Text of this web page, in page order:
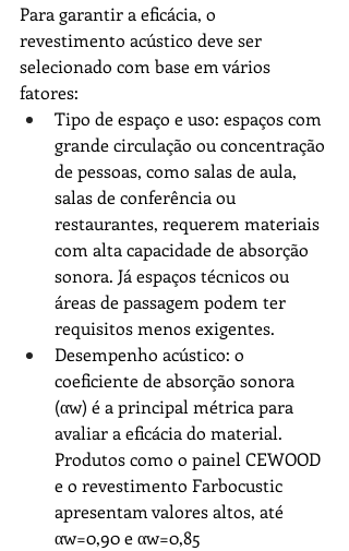
Para garantir a eficácia, o
revestimento acústico deve ser
selecionado com base em vários
fatores:
Tipo de espaço e uso: espaços com
grande circulação ou concentração
de pessoas, como salas de aula,
salas de conferência ou
restaurantes, requerem materiais
com alta capacidade de absorção
sonora. Já espaços técnicos ou
áreas de passagem podem ter
requisitos menos exigentes.
Desempenho acústico: o
coeficiente de absorção sonora
(αw) é a principal métrica para
avaliar a eficácia do material.
Produtos como o painel CEWOOD
e o revestimento Farbocustic
apresentam valores altos, até
αw=0,90 e αw=0,85